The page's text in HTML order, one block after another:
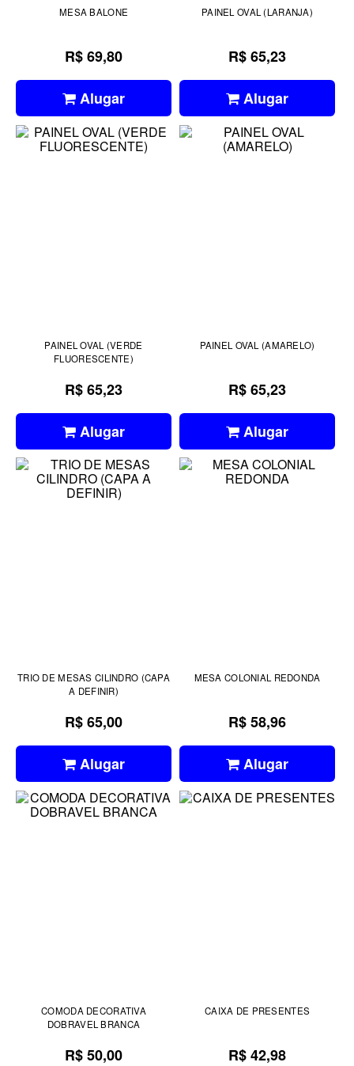
MESA BALONE
R$ 69,80
Alugar
PAINEL OVAL (LARANJA)
R$ 65,23
Alugar
PAINEL OVAL (VERDE
FLUORESCENTE)
R$ 65,23
Alugar
PAINEL OVAL (AMARELO)
R$ 65,23
Alugar
TRIO DE MESAS CILINDRO (CAPA
A DEFINIR)
R$ 65,00
Alugar
MESA COLONIAL REDONDA
R$ 58,96
Alugar
COMODA DECORATIVA
DOBRAVEL BRANCA
R$ 50,00
CAIXA DE PRESENTES
R$ 42,98